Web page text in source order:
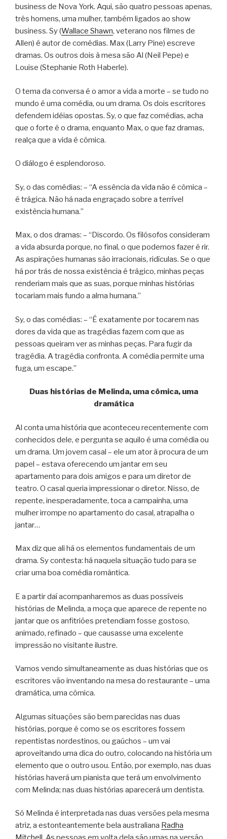
business de Nova York. Aqui, são quatro pessoas apenas,
três homens, uma mulher, também ligados ao show
business. Sy (Wallace Shawn, veterano nos filmes de
Allen) é autor de comédias. Max (Larry Pine) escreve
dramas. Os outros dois à mesa são Al (Neil Pepe) e
Louise (Stephanie Roth Haberle).
O tema da conversa é o amor a vida a morte – se tudo no
mundo é uma comédia, ou um drama. Os dois escritores
defendem idéias opostas. Sy, o que faz comédias, acha
que o forte é o drama, enquanto Max, o que faz dramas,
realça que a vida é cômica.
O diálogo é esplendoroso.
Sy, o das comédias: – “A essência da vida não é cômica –
é trágica. Não há nada engraçado sobre a terrível
existência humana.”
Max, o dos dramas: – “Discordo. Os filósofos consideram
a vida absurda porque, no final, o que podemos fazer é rir.
As aspirações humanas são irracionais, ridículas. Se o que
há por trás de nossa existência é trágico, minhas peças
renderiam mais que as suas, porque minhas histórias
tocariam mais fundo a alma humana.”
Sy, o das comédias: – “É exatamente por tocarem nas
dores da vida que as tragédias fazem com que as
pessoas queiram ver as minhas peças. Para fugir da
tragédia. A tragédia confronta. A comédia permite uma
fuga, um escape.”
Duas histórias de Melinda, uma cômica, uma
dramática
Al conta uma história que aconteceu recentemente com
conhecidos dele, e pergunta se aquilo é uma comédia ou
um drama. Um jovem casal – ele um ator à procura de um
papel – estava oferecendo um jantar em seu
apartamento para dois amigos e para um diretor de
teatro. O casal queria impressionar o diretor. Nisso, de
repente, inesperadamente, toca a campainha, uma
mulher irrompe no apartamento do casal, atrapalha o
jantar…
Max diz que ali há os elementos fundamentais de um
drama. Sy contesta: há naquela situação tudo para se
criar uma boa comédia romântica.
E a partir daí acompanharemos as duas possíveis
histórias de Melinda, a moça que aparece de repente no
jantar que os anfitriões pretendiam fosse gostoso,
animado, refinado – que causasse uma excelente
impressão no visitante ilustre.
Vamos vendo simultaneamente as duas histórias que os
escritores vão inventando na mesa do restaurante – uma
dramática, uma cômica.
Algumas situações são bem parecidas nas duas
histórias, porque é como se os escritores fossem
repentistas nordestinos, ou gaúchos – um vai
aproveitando uma dica do outro, colocando na história um
elemento que o outro usou. Então, por exemplo, nas duas
histórias haverá um pianista que terá um envolvimento
com Melinda; nas duas histórias aparecerá um dentista.
Só Melinda é interpretada nas duas versões pela mesma
atriz, a estonteantemente bela australiana Radha